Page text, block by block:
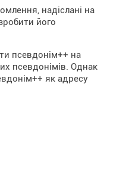
надіслані на
його
псевдонім++ на
псевдонімів. Однак
як адресу